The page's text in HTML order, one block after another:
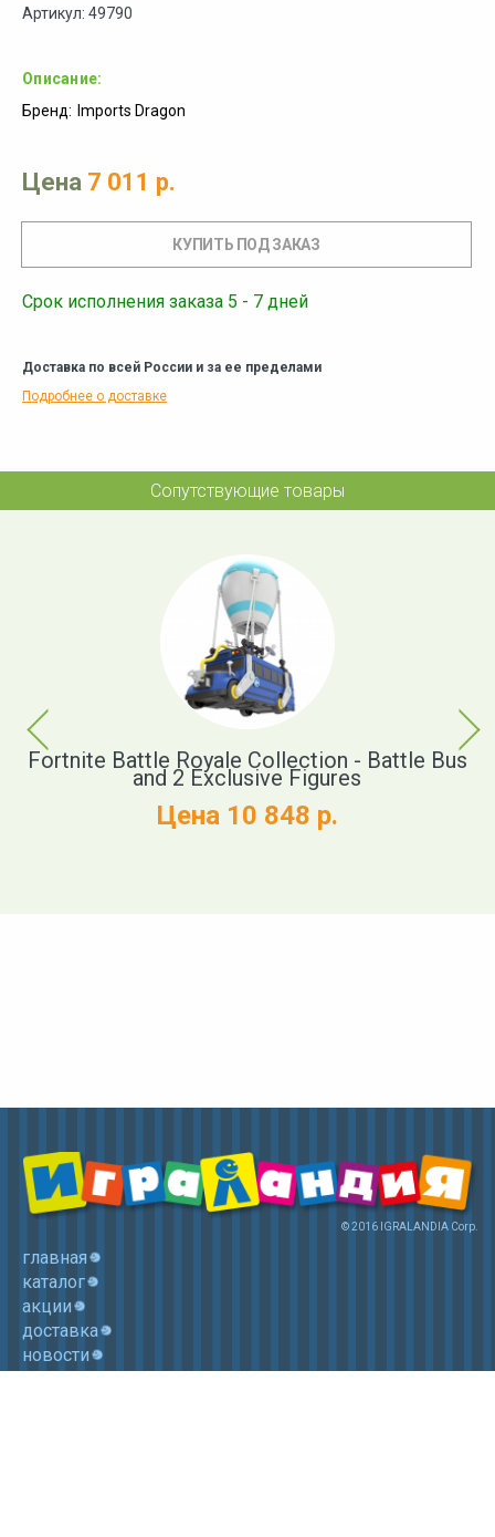
Артикул: 49790
Описание:
Бренд: Imports Dragon
Цена 7 011 р.
Срок исполнения заказа 5 - 7 дней
Доставка по всей России и за ее пределами
Подробнее о доставке
Сопутствующие товары
Previous
Fortnite Battle Royale Collection - Battle Bus
and 2 Exclusive Figures
Цена 10 848 р.
Next
© 2016 IGRALANDIA Corp.
главная
каталог
акции
доставка
новости